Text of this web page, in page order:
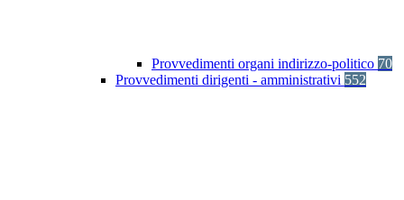
Provvedimenti organi indirizzo-politico 70
Provvedimenti dirigenti - amministrativi 552